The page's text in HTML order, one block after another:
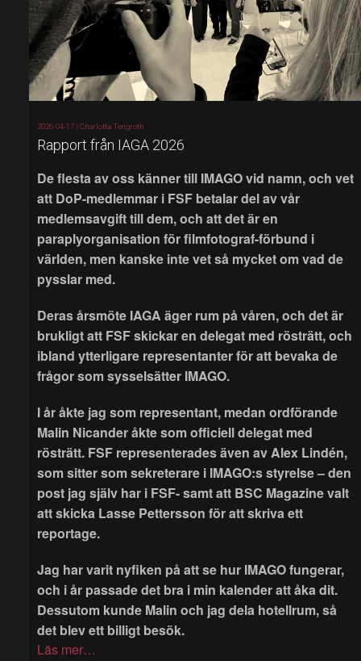
2026-04-17 | Charlotta Tengroth
Rapport från IAGA 2026
De flesta av oss känner till IMAGO vid namn, och vet
att DoP-medlemmar i FSF betalar del av vår
medlemsavgift till dem, och att det är en
paraplyorganisation för filmfotograf-förbund i
världen, men kanske inte vet så mycket om vad de
pysslar med.
Deras årsmöte IAGA äger rum på våren, och det är
brukligt att FSF skickar en delegat med rösträtt, och
ibland ytterligare representanter för att bevaka de
frågor som sysselsätter IMAGO.
I år åkte jag som representant, medan ordförande
Malin Nicander åkte som officiell delegat med
rösträtt. FSF representerades även av Alex Lindén,
som sitter som sekreterare i IMAGO:s styrelse – den
post jag själv har i FSF- samt att BSC Magazine valt
att skicka Lasse Pettersson för att skriva ett
reportage.
Jag har varit nyfiken på att se hur IMAGO fungerar,
och i år passade det bra i min kalender att åka dit.
Dessutom kunde Malin och jag dela hotellrum, så
det blev ett billigt besök.
Läs mer…